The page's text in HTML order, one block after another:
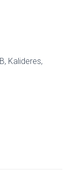
Kalideres,